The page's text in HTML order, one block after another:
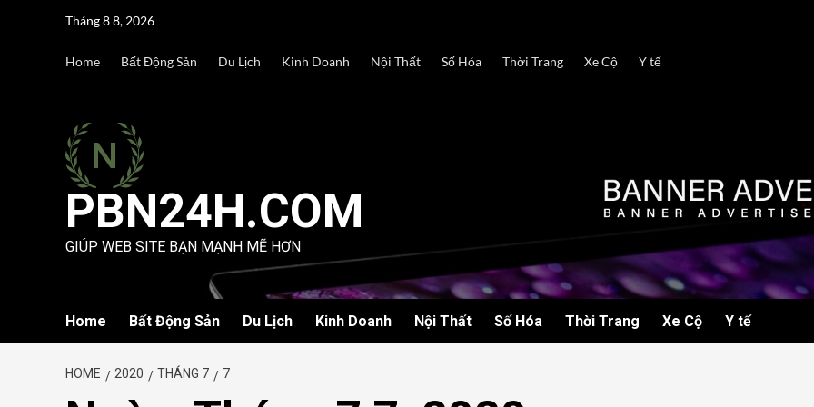
Tháng 8 8, 2026
Home Bất Động Sản Du Lịch Kinh Doanh Nội Thất Số Hóa Thời Trang Xe Cộ Y tế
PBN24H.COM
GIÚP WEB SITE BẠN MẠNH MẼ HƠN
Home Bất Động Sản Du Lịch Kinh Doanh Nội Thất Số Hóa Thời Trang Xe Cộ Y tế
HOME 2020 THÁNG 7 7